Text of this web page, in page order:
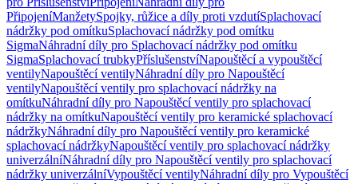
PřipojeníManžetySpojky, růžice a díly proti vzdutíSplachovací
nádržky pod omítkuSplachovací nádržky pod omítku
SigmaNáhradní díly pro Splachovací nádržky pod omítku
SigmaSplachovací trubkyPříslušenstvíNapouštěcí a vypouštěcí
ventilyNapouštěcí ventilyNáhradní díly pro Napouštěcí
ventilyNapouštěcí ventily pro splachovací nádržky na
omítkuNáhradní díly pro Napouštěcí ventily pro splachovací
nádržky na omítkuNapouštěcí ventily pro keramické splachovací
nádržkyNáhradní díly pro Napouštěcí ventily pro keramické
splachovací nádržkyNapouštěcí ventily pro splachovací nádržky
univerzálníNáhradní díly pro Napouštěcí ventily pro splachovací
nádržky univerzálníVypouštěcí ventilyNáhradní díly pro Vypouštěcí